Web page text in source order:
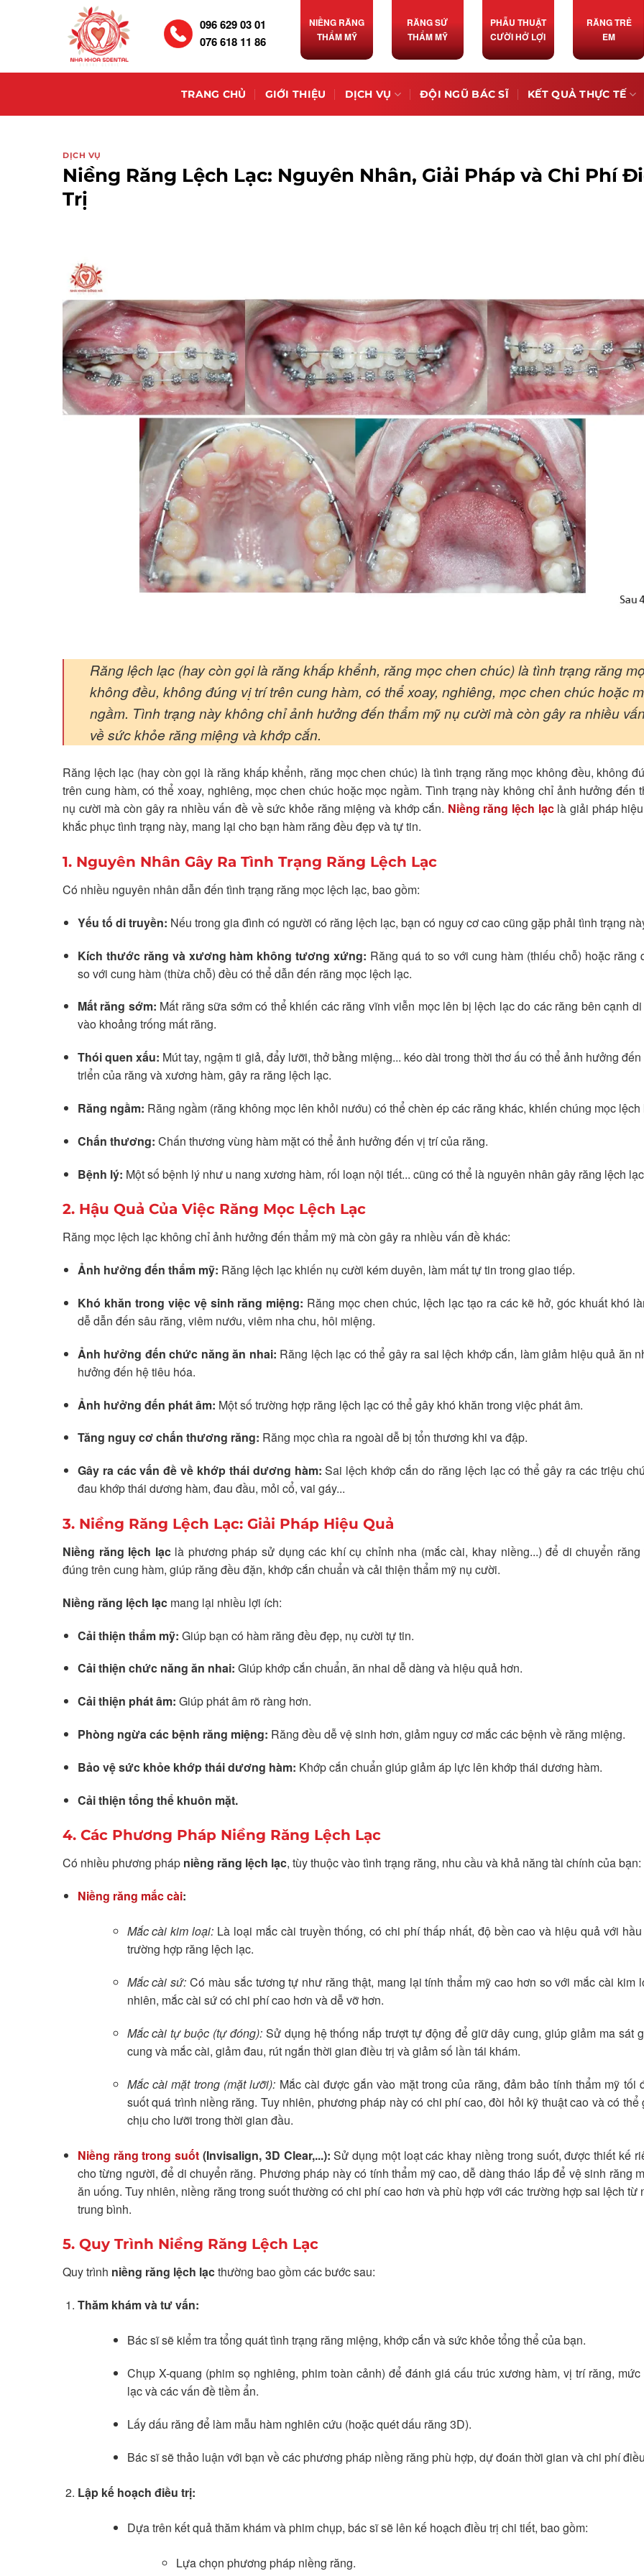
096 629 03 01
076 618 11 86
NIỀNG RĂNG
THẨM MỸ
RĂNG SỨ
THẨM MỸ
PHẪU THUẬT
CƯỜI HỞ LỢI
RĂNG TRẺ
EM
TRANG CHỦ GIỚI THIỆU DỊCH VỤ ĐỘI NGŨ BÁC SĨ KẾT QUẢ THỰC TẾ
DỊCH VỤ
Niềng Răng Lệch Lạc: Nguyên Nhân, Giải Pháp và Chi Phí
Trị
Răng lệch lạc (hay còn gọi là răng khấp khểnh, răng mọc chen chúc) là tình trạng răng
không đều, không đúng vị trí trên cung hàm, có thể xoay, nghiêng, mọc chen chúc hoặc
ngầm. Tình trạng này không chỉ ảnh hưởng đến thẩm mỹ nụ cười mà còn gây ra nhiều
về sức khỏe răng miệng và khớp cắn.
Răng lệch lạc (hay còn gọi là răng khấp khểnh, răng mọc chen chúc) là tình trạng răng mọc không đều, không
trên cung hàm, có thể xoay, nghiêng, mọc chen chúc hoặc mọc ngầm. Tình trạng này không chỉ ảnh hưởng đến
nụ cười mà còn gây ra nhiều vấn đề về sức khỏe răng miệng và khớp cắn. Niềng răng lệch lạclà giải pháp
khắc phục tình trạng này, mang lại cho bạn hàm răng đều đẹp và tự tin.
1. Nguyên Nhân Gây Ra Tình Trạng Răng Lệch Lạc
Có nhiều nguyên nhân dẫn đến tình trạng răng mọc lệch lạc, bao gồm:
Yếu tố di truyền: Nếu trong gia đình có người có răng lệch lạc, bạn có nguy cơ cao cũng gặp phải tình trạng
Kích thước răng và xương hàm không tương xứng: Răng quá to so với cung hàm (thiếu chỗ) hoặc răng
so với cung hàm (thừa chỗ) đều có thể dẫn đến răng mọc lệch lạc.
Mất răng sớm: Mất răng sữa sớm có thể khiến các răng vĩnh viễn mọc lên bị lệch lạc do các răng bên cạnh
vào khoảng trống mất răng.
Thói quen xấu: Mút tay, ngậm ti giả, đẩy lưỡi, thở bằng miệng... kéo dài trong thời thơ ấu có thể ảnh hưởng
triển của răng và xương hàm, gây ra răng lệch lạc.
Răng ngầm: Răng ngầm (răng không mọc lên khỏi nướu) có thể chèn ép các răng khác, khiến chúng mọc lệch
Chấn thương: Chấn thương vùng hàm mặt có thể ảnh hưởng đến vị trí của răng.
Bệnh lý: Một số bệnh lý như u nang xương hàm, rối loạn nội tiết... cũng có thể là nguyên nhân gây răng lệch
2. Hậu Quả Của Việc Răng Mọc Lệch Lạc
Răng mọc lệch lạc không chỉ ảnh hưởng đến thẩm mỹ mà còn gây ra nhiều vấn đề khác:
Ảnh hưởng đến thẩm mỹ: Răng lệch lạc khiến nụ cười kém duyên, làm mất tự tin trong giao tiếp.
Khó khăn trong việc vệ sinh răng miệng: Răng mọc chen chúc, lệch lạc tạo ra các kẽ hở, góc khuất khó
dễ dẫn đến sâu răng, viêm nướu, viêm nha chu, hôi miệng.
Ảnh hưởng đến chức năng ăn nhai: Răng lệch lạc có thể gây ra sai lệch khớp cắn, làm giảm hiệu quả ăn
hưởng đến hệ tiêu hóa.
Ảnh hưởng đến phát âm: Một số trường hợp răng lệch lạc có thể gây khó khăn trong việc phát âm.
Tăng nguy cơ chấn thương răng: Răng mọc chìa ra ngoài dễ bị tổn thương khi va đập.
Gây ra các vấn đề về khớp thái dương hàm: Sai lệch khớp cắn do răng lệch lạc có thể gây ra các triệu
đau khớp thái dương hàm, đau đầu, mỏi cổ, vai gáy...
3. Niềng Răng Lệch Lạc: Giải Pháp Hiệu Quả
Niềng răng lệch lạclà phương pháp sử dụng các khí cụ chỉnh nha (mắc cài, khay niềng...) để di chuyển
đúng trên cung hàm, giúp răng đều đặn, khớp cắn chuẩn và cải thiện thẩm mỹ nụ cười.
Niềng răng lệch lạc mang lại nhiều lợi ích:
Cải thiện thẩm mỹ: Giúp bạn có hàm răng đều đẹp, nụ cười tự tin.
Cải thiện chức năng ăn nhai: Giúp khớp cắn chuẩn, ăn nhai dễ dàng và hiệu quả hơn.
Cải thiện phát âm: Giúp phát âm rõ ràng hơn.
Phòng ngừa các bệnh răng miệng: Răng đều dễ vệ sinh hơn, giảm nguy cơ mắc các bệnh về răng miệng.
Bảo vệ sức khỏe khớp thái dương hàm: Khớp cắn chuẩn giúp giảm áp lực lên khớp thái dương hàm.
Cải thiện tổng thể khuôn mặt.
4. Các Phương Pháp Niềng Răng Lệch Lạc
Có nhiều phương pháp niềng răng lệch lạc, tùy thuộc vào tình trạng răng, nhu cầu và khả năng tài chính của bạn:
Niềng răng mắc cài:
Mắc cài kim loại: Là loại mắc cài truyền thống, có chi phí thấp nhất, độ bền cao và hiệu quả với
trường hợp răng lệch lạc.
Mắc cài sứ: Có màu sắc tương tự như răng thật, mang lại tính thẩm mỹ cao hơn so với mắc cài kim
nhiên, mắc cài sứ có chi phí cao hơn và dễ vỡ hơn.
Mắc cài tự buộc (tự đóng):Sử dụng hệ thống nắp trượt tự động để giữ dây cung, giúp giảm ma sát
cung và mắc cài, giảm đau, rút ngắn thời gian điều trị và giảm số lần tái khám.
Mắc cài mặt trong (mặt lưỡi): Mắc cài được gắn vào mặt trong của răng, đảm bảo tính thẩm mỹ tối
suốt quá trình niềng răng. Tuy nhiên, phương pháp này có chi phí cao, đòi hỏi kỹ thuật cao và có thể
chịu cho lưỡi trong thời gian đầu.
Niềng răng trong suốt (Invisalign, 3D Clear,...): Sử dụng một loạt các khay niềng trong suốt, được thiết kế
cho từng người, để di chuyển răng. Phương pháp này có tính thẩm mỹ cao, dễ dàng tháo lắp để vệ sinh răng
ăn uống. Tuy nhiên, niềng răng trong suốt thường có chi phí cao hơn và phù hợp với các trường hợp sai lệch từ
trung bình.
5. Quy Trình Niềng Răng Lệch Lạc
Quy trình niềng răng lệch lạcthường bao gồm các bước sau:
Thăm khám và tư vấn:
Bác sĩ sẽ kiểm tra tổng quát tình trạng răng miệng, khớp cắn và sức khỏe tổng thể của bạn.
Chụp X-quang (phim sọ nghiêng, phim toàn cảnh) để đánh giá cấu trúc xương hàm, vị trí răng, mức
lạc và các vấn đề tiềm ẩn.
Lấy dấu răng để làm mẫu hàm nghiên cứu (hoặc quét dấu răng 3D).
Bác sĩ sẽ thảo luận với bạn về các phương pháp niềng răng phù hợp, dự đoán thời gian và chi phí
Lập kế hoạch điều trị:
Dựa trên kết quả thăm khám và phim chụp, bác sĩ sẽ lên kế hoạch điều trị chi tiết, bao gồm:
Lựa chọn phương pháp niềng răng.